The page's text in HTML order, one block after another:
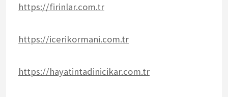
https://firinlar.com.tr
https://icerikormani.com.tr
https://hayatintadinicikar.com.tr